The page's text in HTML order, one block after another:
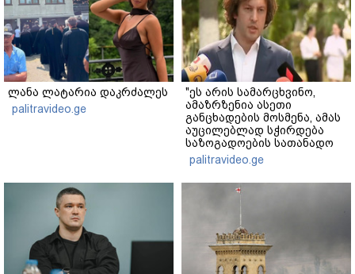
ლანა ლატარია დაკრძალეს
palitravideo.ge
"ეს არის სამარცხვინო,
ამაზრზენია ასეთი
განცხადების მოსმენა, ამას
აუცილებლად სჭირდება
საზოგადოების სათანადო
რეაქცია" - ირაკლი
კობახიძე
palitravideo.ge